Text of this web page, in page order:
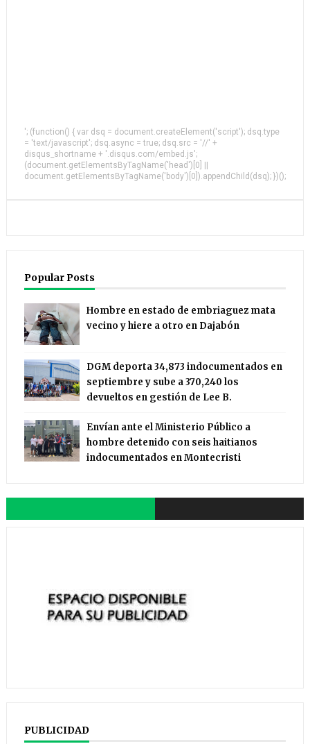
'; (function() { var dsq = document.createElement('script'); dsq.type
= 'text/javascript'; dsq.async = true; dsq.src = '//' +
disqus_shortname + '.disqus.com/embed.js';
(document.getElementsByTagName('head')[0] ||
document.getElementsByTagName('body')[0]).appendChild(dsq); })();
Popular Posts
Hombre en estado de embriaguez mata
vecino y hiere a otro en Dajabón
DGM deporta 34,873 indocumentados en
septiembre y sube a 370,240 los
devueltos en gestión de Lee B.
Envían ante el Ministerio Público a
hombre detenido con seis haitianos
indocumentados en Montecristi
PUBLICIDAD